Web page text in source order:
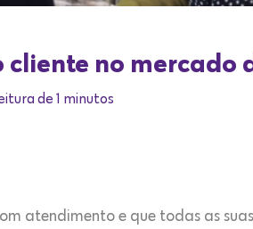
no mercado
de 1 minutos
atendimento e que todas as